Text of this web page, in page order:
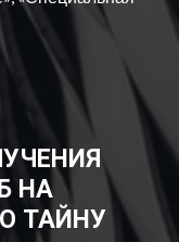
НА
ТАЙНУ